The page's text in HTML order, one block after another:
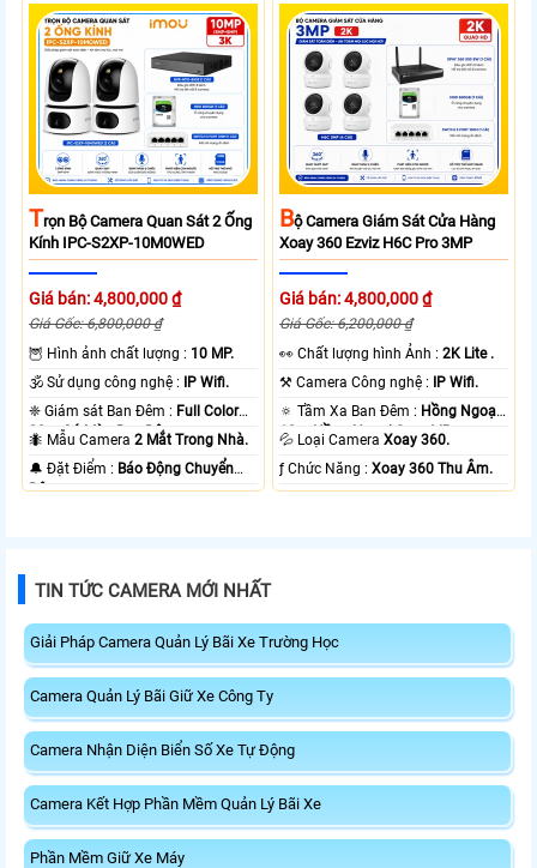
TRọn Bộ Camera Quan Sát 2 Ống
Kính IPC-S2XP-10M0WED
Giá bán: 4,800,000 ₫
Giá Gốc: 6,800,000 ₫
🦉 Hình ảnh chất lượng : 10 MP.
🕉️ Sử dụng công nghệ : IP Wifi.
❈ Giám sát Ban Đêm : Full Color
20m Có Màu Ban Ðêm.
🐜 Mẫu Camera2 Mắt Trong Nhà.
️🔔 Đặt Điểm : Báo Động Chuyển
Động.
BỘ Camera Giám Sát Cửa Hàng
Xoay 360 Ezviz H6C Pro 3MP
Giá bán: 4,800,000 ₫
Giá Gốc: 6,200,000 ₫
️👀 Chất lượng hình Ảnh :2K Lite .
⚒ Camera Công nghệ : IP Wifi.
🔅 Tầm Xa Ban Đêm : Hồng Ngoại
10m Hồng Ngoại Smart IR.
💦 Loại CameraXoay 360.
️ƒ Chức Năng :Xoay 360 Thu Âm.
TIN TỨC CAMERA MỚI NHẤT
Giải Pháp Camera Quản Lý Bãi Xe Trường Học
Camera Quản Lý Bãi Giữ Xe Công Ty
Camera Nhận Diện Biển Số Xe Tự Động
Camera Kết Hợp Phần Mềm Quản Lý Bãi Xe
Phần Mềm Giữ Xe Máy